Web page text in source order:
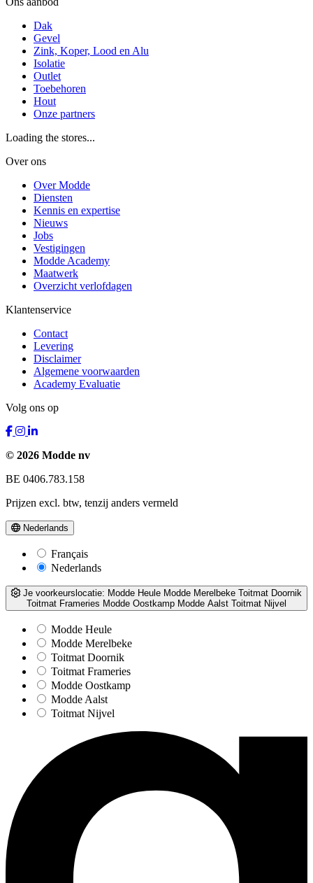
Dak
Gevel
Zink, Koper, Lood en Alu
Isolatie
Outlet
Toebehoren
Hout
Onze partners
Loading the stores...
Over ons
Over Modde
Diensten
Kennis en expertise
Nieuws
Jobs
Vestigingen
Modde Academy
Maatwerk
Overzicht verlofdagen
Klantenservice
Contact
Levering
Disclaimer
Algemene voorwaarden
Academy Evaluatie
Volg ons op
© 2026 Modde nv
BE 0406.783.158
Prijzen excl. btw, tenzij anders vermeld
Nederlands
Français
Nederlands
Je voorkeurslocatie: Modde Heule Modde Merelbeke Toitmat Doornik
Toitmat Frameries Modde Oostkamp Modde Aalst Toitmat Nijvel
Modde Heule
Modde Merelbeke
Toitmat Doornik
Toitmat Frameries
Modde Oostkamp
Modde Aalst
Toitmat Nijvel